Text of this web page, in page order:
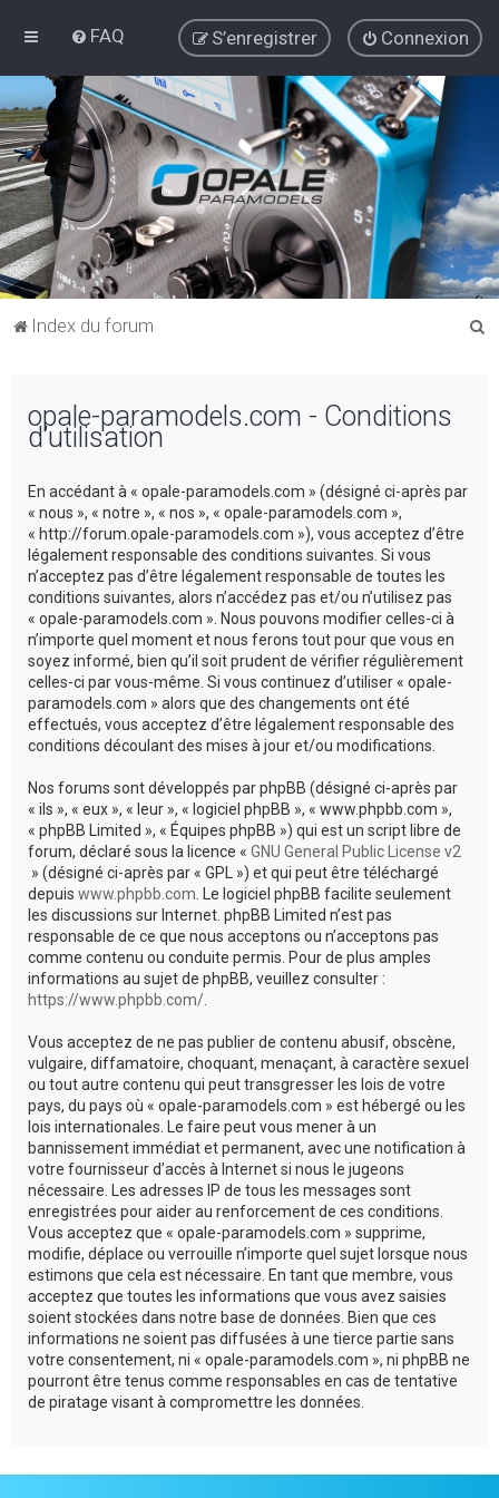
FAQ Connexion
S’enregistrer
Index du forum
opale-paramodels.com - Conditions
d’utilisation
En accédant à « opale-paramodels.com » (désigné ci-après par
« nous », « notre », « nos », « opale-paramodels.com »,
« http://forum.opale-paramodels.com »), vous acceptez d’être
légalement responsable des conditions suivantes. Si vous
n’acceptez pas d’être légalement responsable de toutes les
conditions suivantes, alors n’accédez pas et/ou n’utilisez pas
« opale-paramodels.com ». Nous pouvons modifier celles-ci à
n’importe quel moment et nous ferons tout pour que vous en
soyez informé, bien qu’il soit prudent de vérifier régulièrement
celles-ci par vous-même. Si vous continuez d’utiliser « opale-
paramodels.com » alors que des changements ont été
effectués, vous acceptez d’être légalement responsable des
conditions découlant des mises à jour et/ou modifications.
Nos forums sont développés par phpBB (désigné ci-après par
« ils », « eux », « leur », « logiciel phpBB », « www.phpbb.com »,
« phpBB Limited », « Équipes phpBB ») qui est un script libre de
forum, déclaré sous la licence « GNU General Public License v2
» (désigné ci-après par « GPL ») et qui peut être téléchargé
depuis www.phpbb.com . Le logiciel phpBB facilite seulement
les discussions sur Internet. phpBB Limited n’est pas
responsable de ce que nous acceptons ou n’acceptons pas
comme contenu ou conduite permis. Pour de plus amples
informations au sujet de phpBB, veuillez consulter :
https://www.phpbb.com/
Vous acceptez de ne pas publier de contenu abusif, obscène,
vulgaire, diffamatoire, choquant, menaçant, à caractère sexuel
ou tout autre contenu qui peut transgresser les lois de votre
pays, du pays où « opale-paramodels.com » est hébergé ou les
lois internationales. Le faire peut vous mener à un
bannissement immédiat et permanent, avec une notification à
votre fournisseur d’accès à Internet si nous le jugeons
nécessaire. Les adresses IP de tous les messages sont
enregistrées pour aider au renforcement de ces conditions.
Vous acceptez que « opale-paramodels.com » supprime,
modifie, déplace ou verrouille n’importe quel sujet lorsque nous
estimons que cela est nécessaire. En tant que membre, vous
acceptez que toutes les informations que vous avez saisies
soient stockées dans notre base de données. Bien que ces
informations ne soient pas diffusées à une tierce partie sans
votre consentement, ni « opale-paramodels.com », ni phpBB ne
pourront être tenus comme responsables en cas de tentative
de piratage visant à compromettre les données.